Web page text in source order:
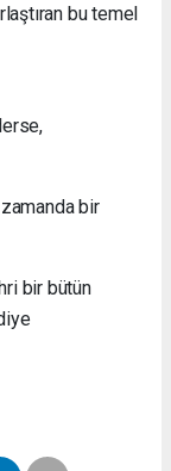
bu temel
bir
bir bütün